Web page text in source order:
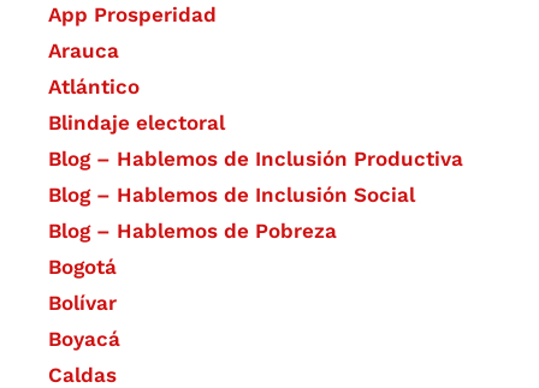
App Prosperidad
Arauca
Atlántico
Blindaje electoral
Blog – Hablemos de Inclusión Productiva
Blog – Hablemos de Inclusión Social
Blog – Hablemos de Pobreza
Bogotá
Bolívar
Boyacá
Caldas